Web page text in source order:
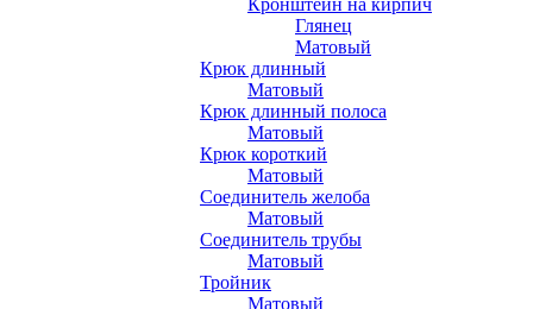
Кронштейн на кирпич
Глянец
Матовый
Крюк длинный
Матовый
Крюк длинный полоса
Матовый
Крюк короткий
Матовый
Соединитель желоба
Матовый
Соединитель трубы
Матовый
Тройник
Матовый